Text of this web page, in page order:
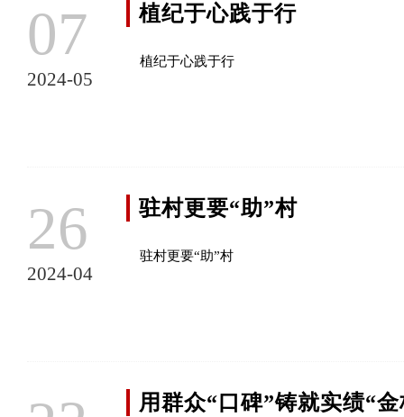
07
2024-05
植纪于心践于行
植纪于心践于行
26
2024-04
驻村更要“助”村
驻村更要“助”村
用群众“口碑”铸就实绩“金